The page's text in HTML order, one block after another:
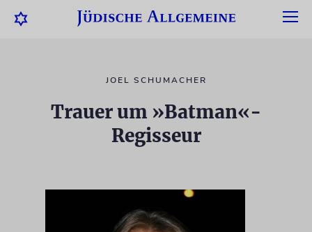
JOEL SCHUMACHER
Trauer um »Batman«-
Regisseur